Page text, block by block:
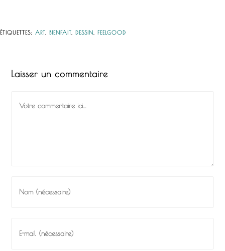
ÉTIQUETTES: ART BIENFAIT DESSIN FEELGOOD
Laisser un commentaire